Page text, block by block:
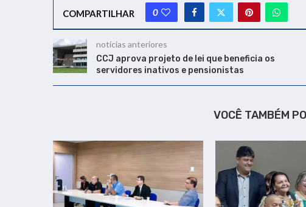
COMPARTILHAR 0
notícias anteriores
CCJ aprova projeto de lei que beneficia os
servidores inativos e pensionistas
VOCÊ TAMBÉM